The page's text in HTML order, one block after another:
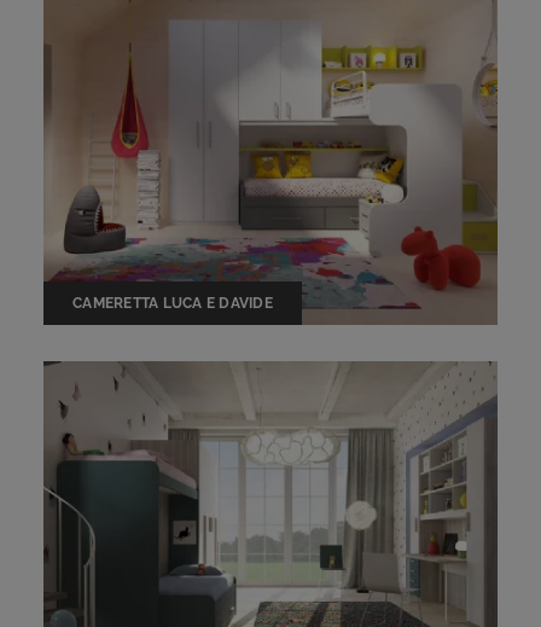
CAMERETTA LUCA E DAVIDE